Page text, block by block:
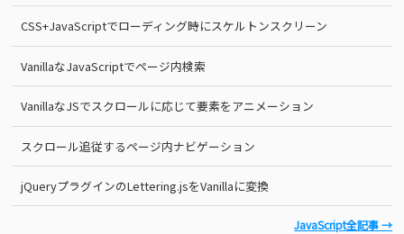
CSS+JavaScriptでローディング時にスケルトンスクリーン
VanillaなJavaScriptでページ内検索
VanillaなJSでスクロールに応じて要素をアニメーション
スクロール追従するページ内ナビゲーション
jQueryプラグインのLettering.jsをVanillaに変換
JavaScript全記事 →